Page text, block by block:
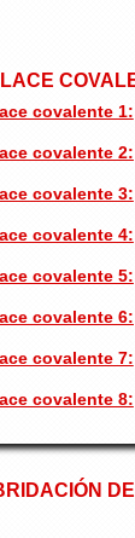
covalente 1:
covalente 2:
covalente 3:
covalente 4:
covalente 5:
covalente 6:
covalente 7:
covalente 8: